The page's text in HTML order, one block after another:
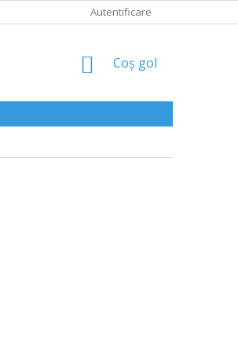
Autentificare
COŞ
CUMPĂRĂTURI
Coş gol